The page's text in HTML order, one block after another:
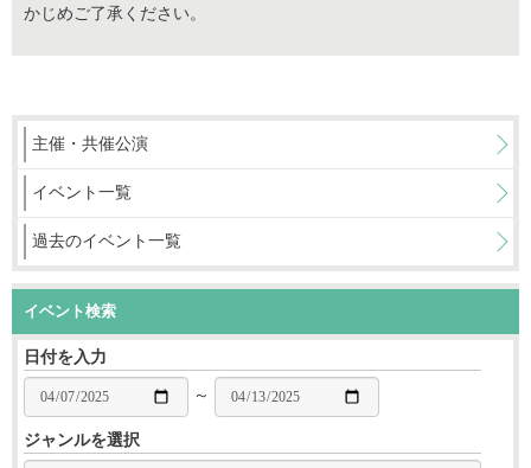
かじめご了承ください。
主催・共催公演
イベント一覧
過去のイベント一覧
イベント検索
日付を入力
～
ジャンルを選択